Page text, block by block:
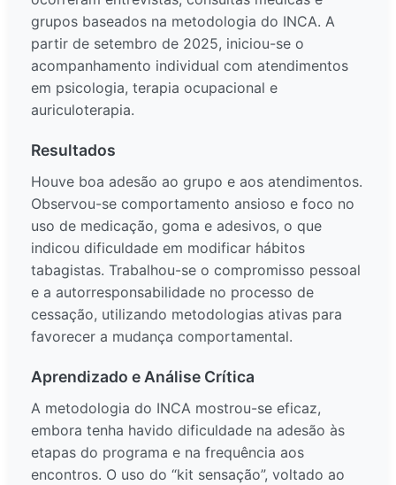
grupos baseados na metodologia do INCA. A
partir de setembro de 2025, iniciou-se o
acompanhamento individual com atendimentos
em psicologia, terapia ocupacional e
auriculoterapia.
Resultados
Houve boa adesão ao grupo e aos atendimentos.
Observou-se comportamento ansioso e foco no
uso de medicação, goma e adesivos, o que
indicou dificuldade em modificar hábitos
tabagistas. Trabalhou-se o compromisso pessoal
e a autorresponsabilidade no processo de
cessação, utilizando metodologias ativas para
favorecer a mudança comportamental.
Aprendizado e Análise Crítica
A metodologia do INCA mostrou-se eficaz,
embora tenha havido dificuldade na adesão às
etapas do programa e na frequência aos
encontros. O uso do “kit sensação”, voltado ao